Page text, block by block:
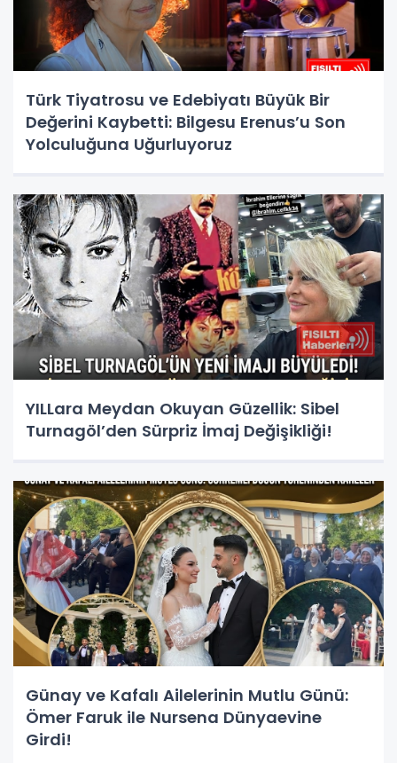
Türk Tiyatrosu ve Edebiyatı Büyük Bir
Değerini Kaybetti: Bilgesu Erenus’u Son
Yolculuğuna Uğurluyoruz
YILLara Meydan Okuyan Güzellik: Sibel
Turnagöl’den Sürpriz İmaj Değişikliği!
Günay ve Kafalı Ailelerinin Mutlu Günü:
Ömer Faruk ile Nursena Dünyaevine
Girdi!